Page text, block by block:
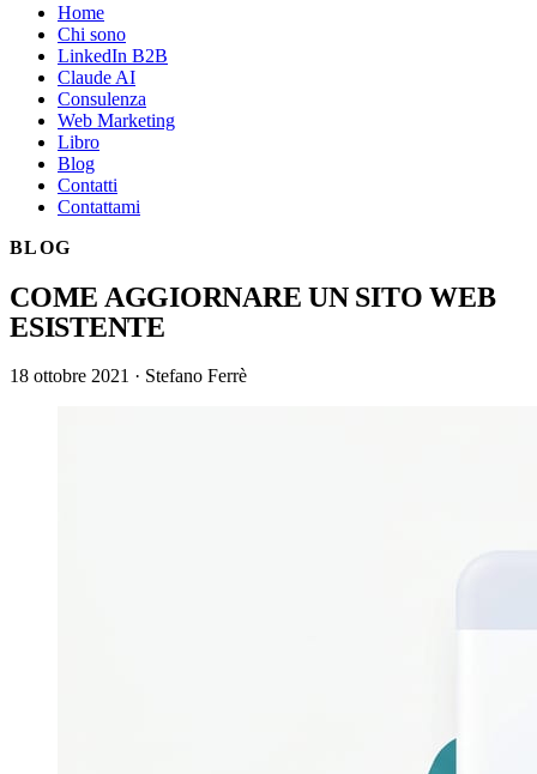
Home
Chi sono
LinkedIn B2B
Claude AI
Consulenza
Web Marketing
Libro
Blog
Contatti
Contattami
BLOG
COME AGGIORNARE UN SITO WEB
ESISTENTE
18 ottobre 2021 · Stefano Ferrè